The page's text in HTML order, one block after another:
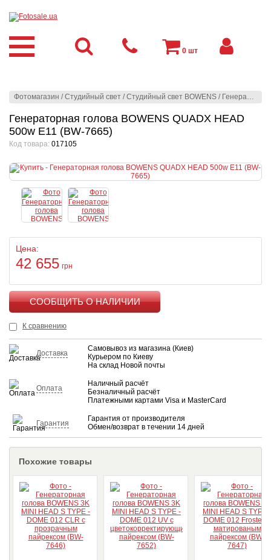
Фотомагазин /Студийный свет /Студийный свет BOWENS / Генераторы Bowens
Генераторная голова BOWENS QUADX HEAD
500w E11 (BW-7665)
Код товара: 017105
Цена:
42 655 грн
К сравнению
Доставка
Самовывоз из магазина (Киев)
Курьером по Киеву
На склад Новой почты
Оплата
Наличный расчёт
Безналичный расчёт
Платежными картами Visa и MasterCard
Гарантия
Гарантия от производителя
Обмен/возврат в течении 14 дней
Похожие товары
0 шт